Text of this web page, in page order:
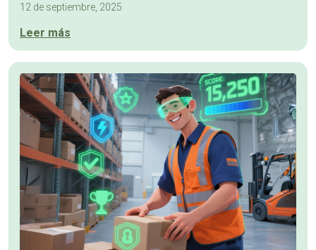
12 de septiembre, 2025
Leer más